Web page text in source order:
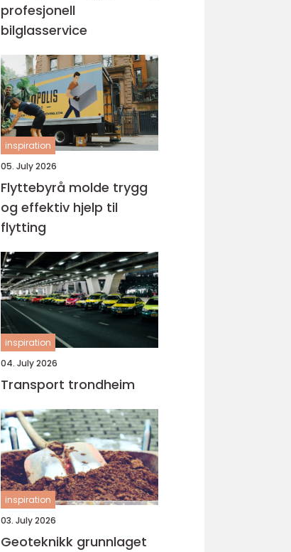
profesjonell
bilglasservice
inspiration
05. July 2026
Flyttebyrå molde trygg
og effektiv hjelp til
flytting
inspiration
04. July 2026
Transport trondheim
inspiration
03. July 2026
Geoteknikk grunnlaget